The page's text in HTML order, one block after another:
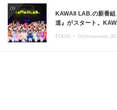
09
KAWAII LAB.の新番
道』がスタート。
FOOD ・